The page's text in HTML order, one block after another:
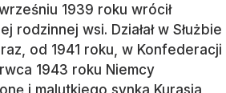
1939 roku wrócił
rodzinnej wsi. Działał w Służbie
od 1941 roku, w Konfederacji
1943 roku Niemcy
i malutkiego synka Kurasia